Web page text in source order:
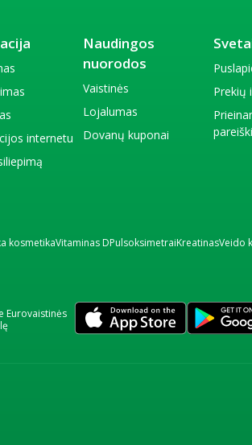
internetu
Naudingos
nuorodos
Vaistinės
Lojalumas
Dovanų kuponai
Prekių
kosmetikaVitaminas DPulsoksimetraiKreatinasVeido
Eurovaistinės